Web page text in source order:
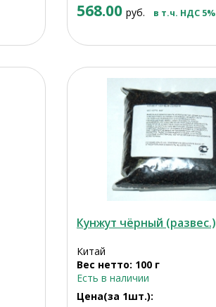
568.00 руб. в т.ч. НДС 5%
Кунжут чёрный (развес.)
Китай
Вес нетто: 100 г
Есть в наличии
Цена(за 1шт.):